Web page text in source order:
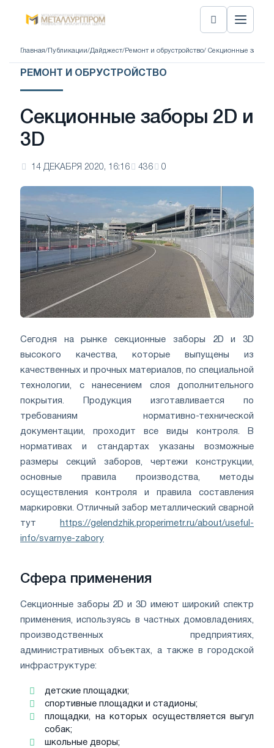
Главная/ Публикации/Дайджест/ Ремонт и обрустройство/ Секционные заборы
РЕМОНТ И ОБРУСТРОЙСТВО
Секционные заборы 2D и
3D
14 ДЕКАБРЯ 2020, 16:16 436 0
Сегодня на рынке секционные заборы 2D и 3D
высокого качества, которые выпущены из
качественных и прочных материалов, по специальной
технологии, с нанесением слоя дополнительного
покрытия. Продукция изготавливается по
требованиям нормативно-технической
документации, проходит все виды контроля. В
нормативах и стандартах указаны возможные
размеры секций заборов, чертежи конструкции,
основные правила производства, методы
осуществления контроля и правила составления
маркировки. Отличный забор металлический сварной
тут
https://gelendzhik.properimetr.ru/about/useful-
info/svarnye-zabory
Сфера применения
Секционные заборы 2D и 3D имеют широкий спектр
применения, используясь в частных домовладениях,
производственных предприятиях,
административных объектах, а также в городской
инфраструктуре:
детские площадки;
спортивные площадки и стадионы;
площадки, на которых осуществляется выгул
собак;
школьные дворы;